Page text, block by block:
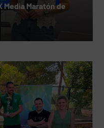
Media Maratón de